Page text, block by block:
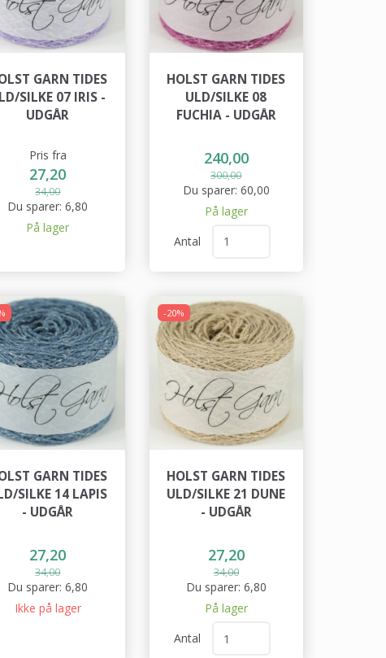
GARN TIDES
SILKE 07 IRIS -
UDGÅR
Pris fra
27,20
34,00
Du sparer:6,80
På lager
HOLST GARN TIDES
ULD/SILKE 08
FUCHIA - UDGÅR
240,00
300,00
Du sparer: 60,00
På lager
Antal
GARN TIDES
SILKE 14 LAPIS
- UDGÅR
27,20
34,00
Du sparer:6,80
Ikke på lager
-20%
HOLST GARN TIDES
ULD/SILKE 21 DUNE
- UDGÅR
27,20
34,00
Du sparer: 6,80
På lager
Antal